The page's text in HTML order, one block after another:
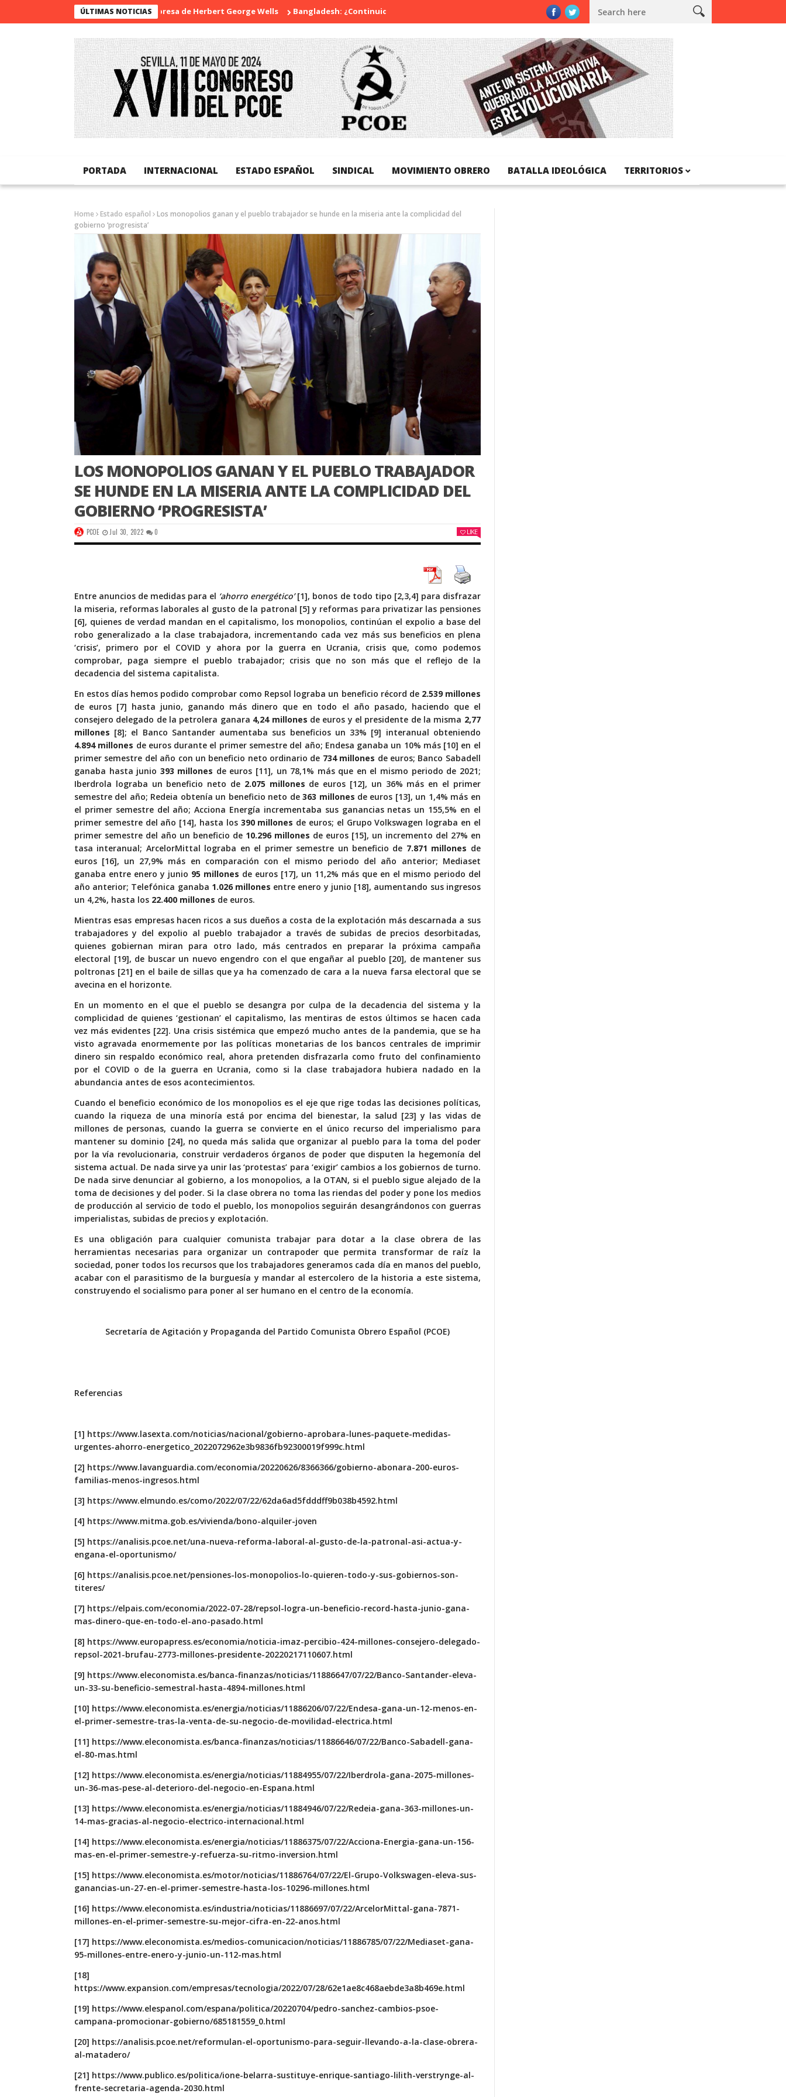
ÚLTIMAS NOTICIAS
La sorpresa de Herbert George Wells Bangladesh: ¿Continuidad o revolución?
PORTADA INTERNACIONAL ESTADO ESPAÑOL SINDICAL MOVIMIENTO OBRERO BATALLA IDEOLÓGICA TERRITORIOS
Home Estado español
Los monopolios ganan y el pueblo trabajador se hunde en la miseria ante la complicidad del
gobierno ‘progresista’
LOS MONOPOLIOS GANAN Y EL PUEBLO TRABAJADOR
SE HUNDE EN LA MISERIA ANTE LA COMPLICIDAD DEL
GOBIERNO ‘PROGRESISTA’
PCOE Jul 30, 2022 0 LIKE
Entre anuncios de medidas para el ‘ahorro energético’[1], bonos de todo tipo [2,3,4] para disfrazar
la miseria, reformas laborales al gusto de la patronal [5] y reformas para privatizar las pensiones
[6], quienes de verdad mandan en el capitalismo, los monopolios, continúan el expolio a base del
robo generalizado a la clase trabajadora, incrementando cada vez más sus beneficios en plena
‘crisis’, primero por el COVID y ahora por la guerra en Ucrania, crisis que, como podemos
comprobar, paga siempre el pueblo trabajador; crisis que no son más que el reflejo de la
decadencia del sistema capitalista.
En estos días hemos podido comprobar como Repsol lograba un beneficio récord de 2.539 millones
de euros [7] hasta junio, ganando más dinero que en todo el año pasado, haciendo que el
consejero delegado de la petrolera ganara 4,24 millones de euros y el presidente de la misma 2,77
millones [8]; el Banco Santander aumentaba sus beneficios un 33% [9] interanual obteniendo
4.894 millones de euros durante el primer semestre del año; Endesa ganaba un 10% más [10] en el
primer semestre del año con un beneficio neto ordinario de 734 millones de euros; Banco Sabadell
ganaba hasta junio 393 millones de euros [11], un 78,1% más que en el mismo periodo de 2021;
Iberdrola lograba un beneficio neto de 2.075 millones de euros [12], un 36% más en el primer
semestre del año; Redeia obtenía un beneficio neto de363 millones de euros [13], un 1,4% más en
el primer semestre del año; Acciona Energía incrementaba sus ganancias netas un 155,5% en el
primer semestre del año [14], hasta los 390 millones de euros; el Grupo Volkswagen lograba en el
primer semestre del año un beneficio de 10.296 millones de euros [15], un incremento del 27% en
tasa interanual; ArcelorMittal lograba en el primer semestre un beneficio de 7.871 millones de
euros [16], un 27,9% más en comparación con el mismo periodo del año anterior; Mediaset
ganaba entre enero y junio 95 millones de euros [17], un 11,2% más que en el mismo periodo del
año anterior; Telefónica ganaba 1.026 millones entre enero y junio [18], aumentando sus ingresos
un 4,2%, hasta los 22.400 millones de euros.
Mientras esas empresas hacen ricos a sus dueños a costa de la explotación más descarnada a sus
trabajadores y del expolio al pueblo trabajador a través de subidas de precios desorbitadas,
quienes gobiernan miran para otro lado, más centrados en preparar la próxima campaña
electoral [19], de buscar un nuevo engendro con el que engañar al pueblo [20], de mantener sus
poltronas [21] en el baile de sillas que ya ha comenzado de cara a la nueva farsa electoral que se
avecina en el horizonte.
En un momento en el que el pueblo se desangra por culpa de la decadencia del sistema y la
complicidad de quienes ‘gestionan’ el capitalismo, las mentiras de estos últimos se hacen cada
vez más evidentes [22]. Una crisis sistémica que empezó mucho antes de la pandemia, que se ha
visto agravada enormemente por las políticas monetarias de los bancos centrales de imprimir
dinero sin respaldo económico real, ahora pretenden disfrazarla como fruto del confinamiento
por el COVID o de la guerra en Ucrania, como si la clase trabajadora hubiera nadado en la
abundancia antes de esos acontecimientos.
Cuando el beneficio económico de los monopolios es el eje que rige todas las decisiones políticas,
cuando la riqueza de una minoría está por encima del bienestar, la salud [23] y las vidas de
millones de personas, cuando la guerra se convierte en el único recurso del imperialismo para
mantener su dominio [24], no queda más salida que organizar al pueblo para la toma del poder
por la vía revolucionaria, construir verdaderos órganos de poder que disputen la hegemonía del
sistema actual. De nada sirve ya unir las ‘protestas’ para ‘exigir’ cambios a los gobiernos de turno.
De nada sirve denunciar al gobierno, a los monopolios, a la OTAN, si el pueblo sigue alejado de la
toma de decisiones y del poder. Si la clase obrera no toma las riendas del poder y pone los medios
de producción al servicio de todo el pueblo, los monopolios seguirán desangrándonos con guerras
imperialistas, subidas de precios y explotación.
Es una obligación para cualquier comunista trabajar para dotar a la clase obrera de las
herramientas necesarias para organizar un contrapoder que permita transformar de raíz la
sociedad, poner todos los recursos que los trabajadores generamos cada día en manos del pueblo,
acabar con el parasitismo de la burguesía y mandar al estercolero de la historia a este sistema,
construyendo el socialismo para poner al ser humano en el centro de la economía.
Secretaría de Agitación y Propaganda del Partido Comunista Obrero Español (PCOE)
Referencias
[1] https://www.lasexta.com/noticias/nacional/gobierno-aprobara-lunes-paquete-medidas-
urgentes-ahorro-energetico_2022072962e3b9836fb92300019f999c.html
[2] https://www.lavanguardia.com/economia/20220626/8366366/gobierno-abonara-200-euros-
familias-menos-ingresos.html
[3] https://www.elmundo.es/como/2022/07/22/62da6ad5fdddff9b038b4592.html
[4] https://www.mitma.gob.es/vivienda/bono-alquiler-joven
[5] https://analisis.pcoe.net/una-nueva-reforma-laboral-al-gusto-de-la-patronal-asi-actua-y-
engana-el-oportunismo/
[6] https://analisis.pcoe.net/pensiones-los-monopolios-lo-quieren-todo-y-sus-gobiernos-son-
titeres/
[7] https://elpais.com/economia/2022-07-28/repsol-logra-un-beneficio-record-hasta-junio-gana-
mas-dinero-que-en-todo-el-ano-pasado.html
[8] https://www.europapress.es/economia/noticia-imaz-percibio-424-millones-consejero-delegado-
repsol-2021-brufau-2773-millones-presidente-20220217110607.html
[9] https://www.eleconomista.es/banca-finanzas/noticias/11886647/07/22/Banco-Santander-eleva-
un-33-su-beneficio-semestral-hasta-4894-millones.html
[10] https://www.eleconomista.es/energia/noticias/11886206/07/22/Endesa-gana-un-12-menos-en-
el-primer-semestre-tras-la-venta-de-su-negocio-de-movilidad-electrica.html
[11] https://www.eleconomista.es/banca-finanzas/noticias/11886646/07/22/Banco-Sabadell-gana-
el-80-mas.html
[12] https://www.eleconomista.es/energia/noticias/11884955/07/22/Iberdrola-gana-2075-millones-
un-36-mas-pese-al-deterioro-del-negocio-en-Espana.html
[13] https://www.eleconomista.es/energia/noticias/11884946/07/22/Redeia-gana-363-millones-un-
14-mas-gracias-al-negocio-electrico-internacional.html
[14] https://www.eleconomista.es/energia/noticias/11886375/07/22/Acciona-Energia-gana-un-156-
mas-en-el-primer-semestre-y-refuerza-su-ritmo-inversion.html
[15] https://www.eleconomista.es/motor/noticias/11886764/07/22/El-Grupo-Volkswagen-eleva-sus-
ganancias-un-27-en-el-primer-semestre-hasta-los-10296-millones.html
[16] https://www.eleconomista.es/industria/noticias/11886697/07/22/ArcelorMittal-gana-7871-
millones-en-el-primer-semestre-su-mejor-cifra-en-22-anos.html
[17] https://www.eleconomista.es/medios-comunicacion/noticias/11886785/07/22/Mediaset-gana-
95-millones-entre-enero-y-junio-un-112-mas.html
[18]
https://www.expansion.com/empresas/tecnologia/2022/07/28/62e1ae8c468aebde3a8b469e.html
[19] https://www.elespanol.com/espana/politica/20220704/pedro-sanchez-cambios-psoe-
campana-promocionar-gobierno/685181559_0.html
[20] https://analisis.pcoe.net/reformulan-el-oportunismo-para-seguir-llevando-a-la-clase-obrera-
al-matadero/
[21] https://www.publico.es/politica/ione-belarra-sustituye-enrique-santiago-lilith-verstrynge-al-
frente-secretaria-agenda-2030.html